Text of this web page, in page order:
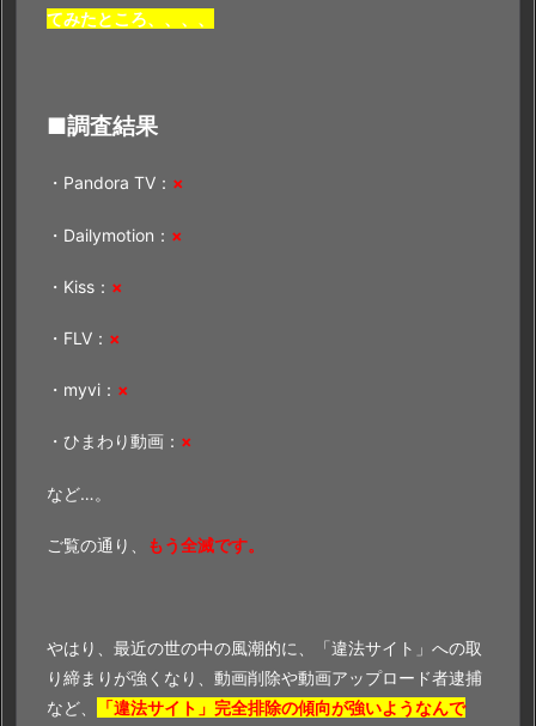
てみたところ、、、、
■調査結果
・Pandora TV： ×
・Dailymotion： ×
・Kiss： ×
・FLV： ×
・myvi： ×
・ひまわり動画： ×
など…。
ご覧の通り、 もう全滅です。
やはり、最近の世の中の風潮的に、「違法サイト」への取
り締まりが強くなり、動画削除や動画アップロード者逮捕
など、
「違法サイト」完全排除の傾向が強いようなんで